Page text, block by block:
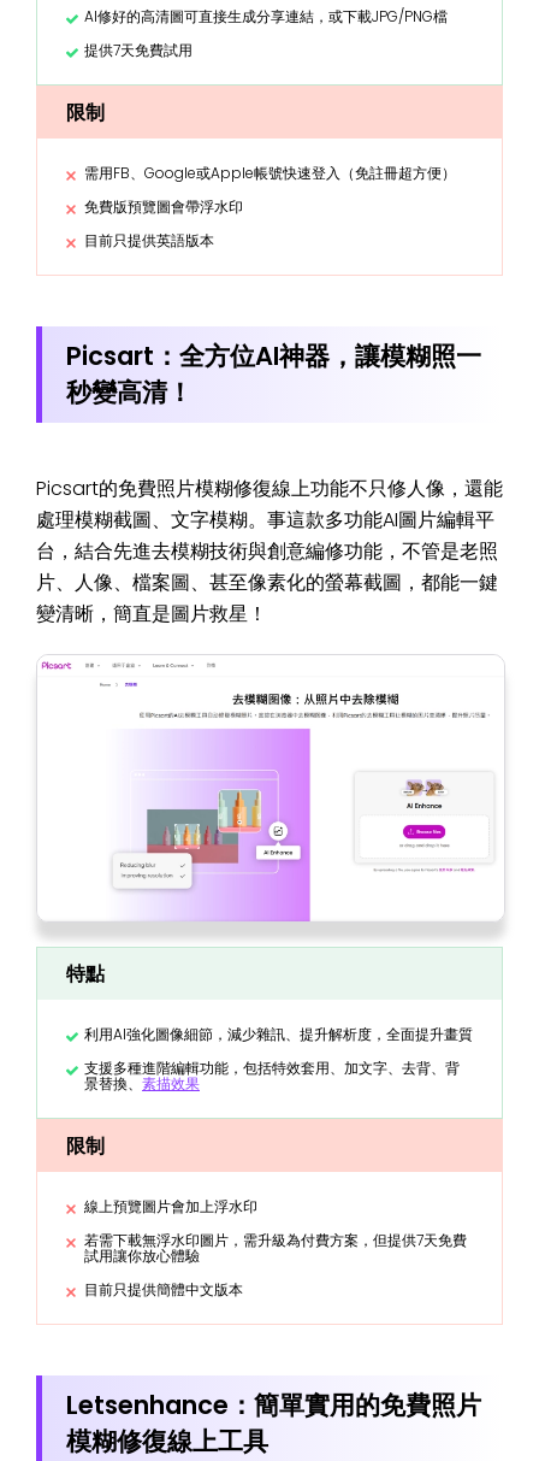
AI修好的高清圖可直接生成分享連結，或下載JPG/PNG檔
提供7天免費試用
限制
需用FB、Google或Apple帳號快速登入（免註冊超方便）
免費版預覽圖會帶浮水印
目前只提供英語版本
Picsart：全方位AI神器，讓模糊照一
秒變高清！
Picsart的免費照片模糊修復線上功能不只修人像，還能
處理模糊截圖、文字模糊。事這款多功能AI圖片編輯平
台，結合先進去模糊技術與創意編修功能，不管是老照
片、人像、檔案圖、甚至像素化的螢幕截圖，都能一鍵
變清晰，簡直是圖片救星！
特點
利用AI強化圖像細節，減少雜訊、提升解析度，全面提升畫質
支援多種進階編輯功能，包括特效套用、加文字、去背、背
景替換、 素描效果
限制
線上預覽圖片會加上浮水印
若需下載無浮水印圖片，需升級為付費方案，但提供7天免費
試用讓你放心體驗
目前只提供簡體中文版本
Letsenhance：簡單實用的免費照片
模糊修復線上工具